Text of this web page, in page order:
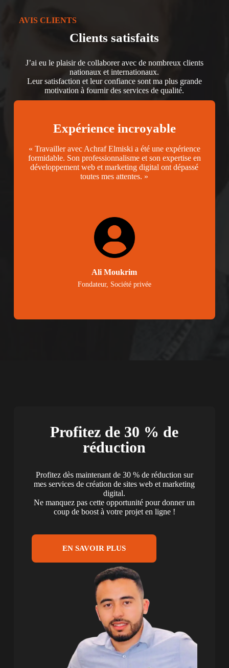
AVIS CLIENTS
Clients satisfaits
J’ai eu le plaisir de collaborer avec de nombreux clients
nationaux et internationaux.
Leur satisfaction et leur confiance sont ma plus grande
motivation à fournir des services de qualité.
Expérience incroyable
« Travailler avec Achraf Elmiski a été une expérience
formidable. Son professionnalisme et son expertise en
développement web et marketing digital ont dépassé
toutes mes attentes. »
Ali Moukrim
Fondateur, Société privée
Profitez de 30 % de
réduction
Profitez dès maintenant de 30 % de réduction sur
mes services de création de sites web et marketing
digital.
Ne manquez pas cette opportunité pour donner un
coup de boost à votre projet en ligne !
EN SAVOIR PLUS